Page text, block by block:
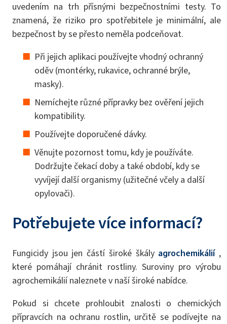
uvedením na trh přísnými bezpečnostními testy. To
znamená, že riziko pro spotřebitele je minimální, ale
bezpečnost by se přesto neměla podceňovat.
Při jejich aplikaci používejte vhodný ochranný
oděv (montérky, rukavice, ochranné brýle,
masky).
Nemíchejte různé přípravky bez ověření jejich
kompatibility.
Používejte doporučené dávky.
Věnujte pozornost tomu, kdy je používáte.
Dodržujte čekací doby a také období, kdy se
vyvíjejí další organismy (užitečné včely a další
opylovači).
Potřebujete více informací?
Fungicidy jsou jen částí široké škály agrochemikálií,
které pomáhají chránit rostliny. Suroviny pro výrobu
agrochemikálií naleznete v naší široké nabídce.
Pokud si chcete prohloubit znalosti o chemických
přípravcích na ochranu rostlin, určitě se podívejte na